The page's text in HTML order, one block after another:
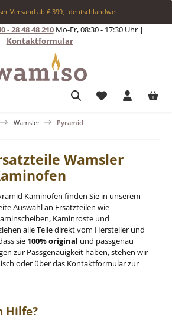
Versand ab € 399,- deutschlandweit
- 28 48 48 210Mo-Fr, 08:30 - 17:30 Uhr |
Kontaktformular
Du hast 0
Wamsler Pyramid
Wamsler
Kaminofen finden Sie in unserem
Auswahl an Ersatzteilen wie
Kaminroste und
alle Teile direkt vom Hersteller und
sie 100% original und passgenau
zur Passgenauigkeit haben, stehen wir
oder über das Kontaktformular zur
Hilfe?